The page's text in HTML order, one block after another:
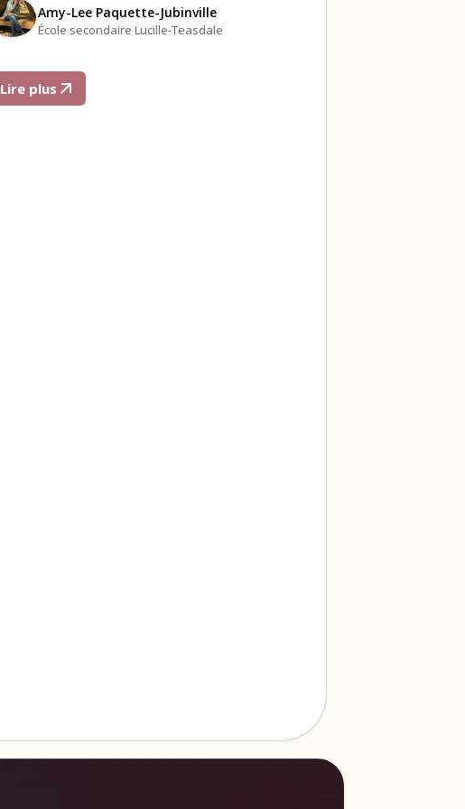
Amy-Lee Paquette-Jubinville
École secondaire Lucille-Teasdale
Lire plus